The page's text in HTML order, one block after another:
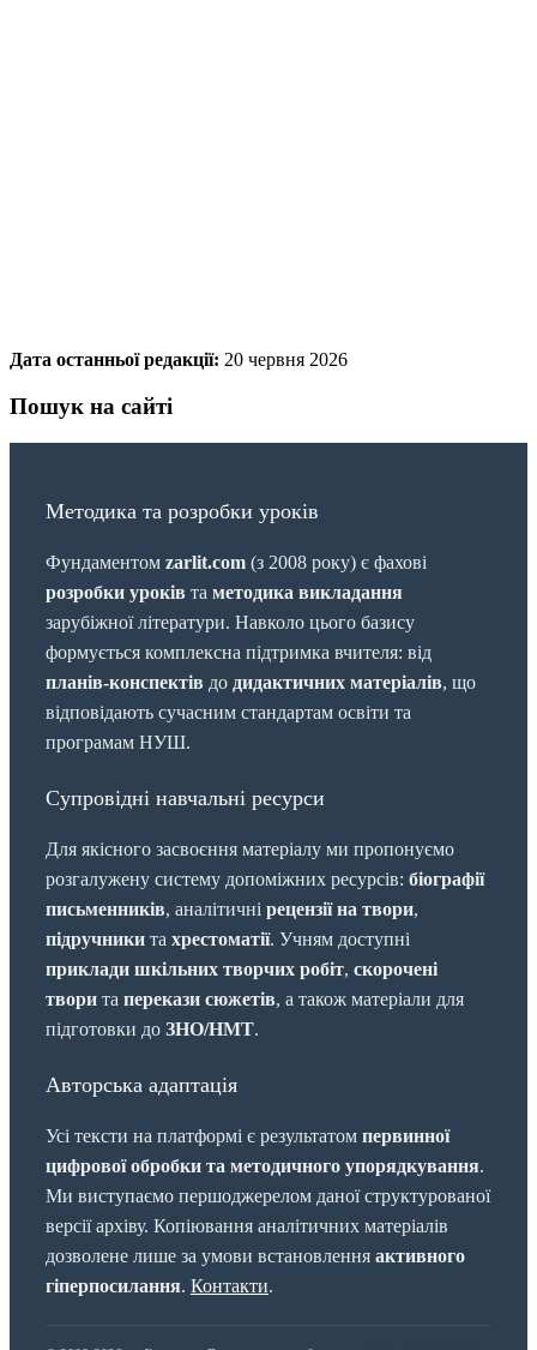
Дата останньої редакції: 20 червня 2026
Пошук на сайті
Методика та розробки уроків
Фундаментом zarlit.com (з 2008 року) є фахові
розробки уроків та методика викладання
зарубіжної літератури. Навколо цього базису
формується комплексна підтримка вчителя: від
планів-конспектів до дидактичних матеріалів, що
відповідають сучасним стандартам освіти та
програмам НУШ.
Супровідні навчальні ресурси
Для якісного засвоєння матеріалу ми пропонуємо
розгалужену систему допоміжних ресурсів: біографії
письменників, аналітичні рецензії на твори,
підручники та хрестоматії. Учням доступні
приклади шкільних творчих робіт, скорочені
твори та перекази сюжетів, а також матеріали для
підготовки до ЗНО/НМТ.
Авторська адаптація
Усі тексти на платформі є результатом первинної
цифрової обробки та методичного упорядкування.
Ми виступаємо першоджерелом даної структурованої
версії архіву. Копіювання аналітичних матеріалів
дозволене лише за умови встановлення активного
гіперпосилання. Контакти.